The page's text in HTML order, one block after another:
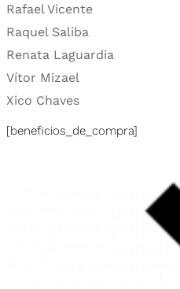
Rafael Vicente
Raquel Saliba
Renata Laguardia
Vítor Mizael
Xico Chaves
[beneficios_de_compra]